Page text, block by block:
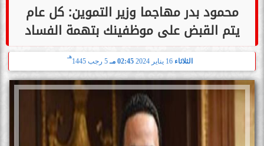
محمود بدر مهاجما وزير التموين: كل عام
يتم القبض على موظفينك بتهمة الفساد
الثلاثاء 16 يناير 2024 02:45 مـ 5 رجب 1445
هـ